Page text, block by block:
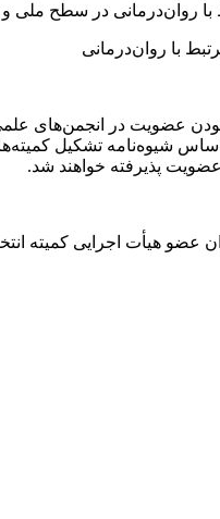
روان‌‌درمانی در سطح ملی و
با روان‌‌درمانی
عضویت در انجمن‌‌های
شیوه‌‌‌نامه تشکیل
پذیرفته خواهند شد.